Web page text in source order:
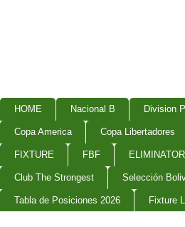
HOME Nacional B Division
Copa America Copa Libertadores
FIXTURE FBF
Club The Strongest Selección
Tabla de Posiciones 2026 Fixture